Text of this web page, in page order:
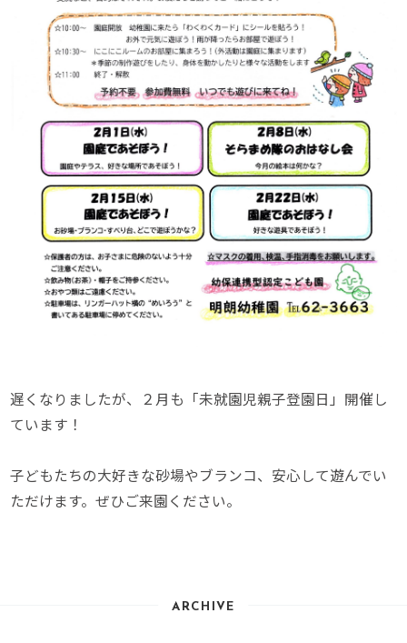
遅くなりましたが、２月も「未就園児親子登園日」開催し
ています！
子どもたちの大好きな砂場やブランコ、安心して遊んでい
ただけます。ぜひご来園ください。
ARCHIVE